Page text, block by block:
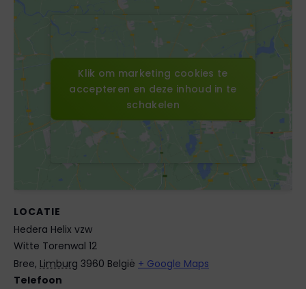
LOCATIE
Hedera Helix vzw
Witte Torenwal 12
Bree, Limburg 3960 België + Google Maps
Telefoon
Klik om marketing cookies te
accepteren en deze inhoud in te
schakelen
Klik om marketing cookies te
accepteren en deze inhoud in te
schakelen